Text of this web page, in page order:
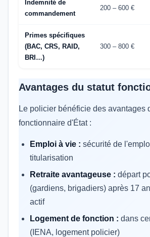
Indemnité de
commandement
200 – 600 €
Primes spécifiques
(BAC, CRS, RAID,
BRI…)
300 – 800 €
Avantages du statut
Le policier bénéficie des avantages
fonctionnaire d'État :
Emploi à vie : sécurité de
titularisation
Retraite avantageuse : départ
(gardiens, brigadiers) après 17
actif
Logement de fonction : dans
(IENA, logement policier)